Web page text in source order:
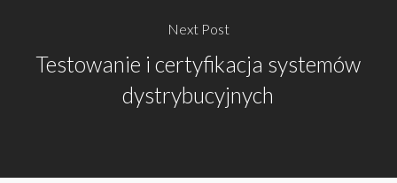
Next Post
Testowanie i certyfikacja systemów
dystrybucyjnych